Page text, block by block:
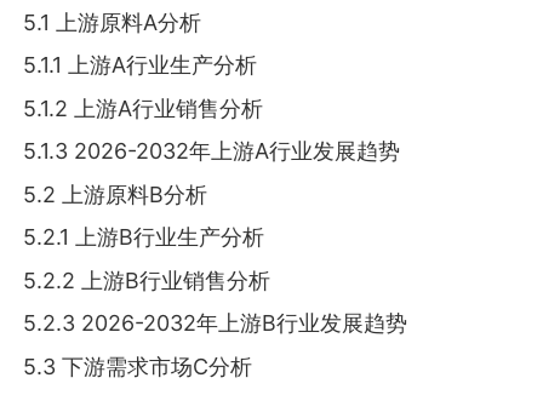
5.1 上游原料A分析
5.1.1 上游A行业生产分析
5.1.2 上游A行业销售分析
5.1.3 2026-2032年上游A行业发展趋势
5.2 上游原料B分析
5.2.1 上游B行业生产分析
5.2.2 上游B行业销售分析
5.2.3 2026-2032年上游B行业发展趋势
5.3 下游需求市场C分析